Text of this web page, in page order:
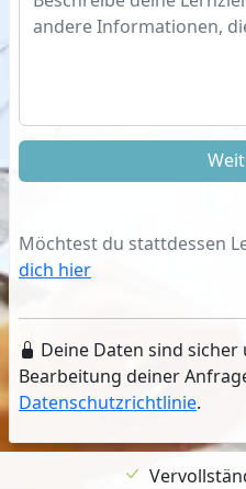
Möchtest du stattdessen
dich hier
Deine Daten sind
Bearbeitung deiner
Datenschutzrichtlinie.